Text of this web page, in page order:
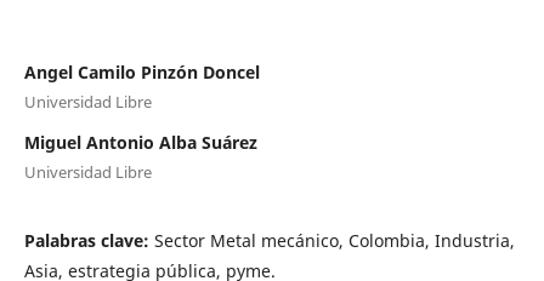
Angel Camilo Pinzón Doncel
Universidad Libre
Miguel Antonio Alba Suárez
Universidad Libre
Palabras clave: Sector Metal mecánico, Colombia, Industria,
Asia, estrategia pública, pyme.